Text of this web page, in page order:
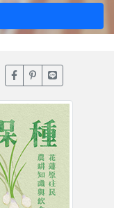
臉書分享(另開新視窗)
噗浪分享(另開新
Line分享(另